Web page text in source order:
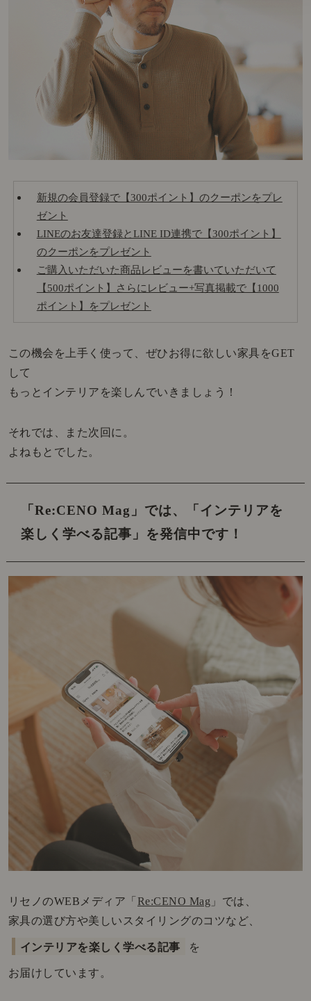
新規の会員登録で【300ポイント】のクーポンをプレ
ゼント
LINEのお友達登録とLINE ID連携で【300ポイント】
のクーポンをプレゼント
ご購入いただいた商品レビューを書いていただいて
【500ポイント】さらにレビュー+写真掲載で【1000
ポイント】をプレゼント
この機会を上手く使って、ぜひお得に欲しい家具をGET
して
もっとインテリアを楽しんでいきましょう！
それでは、また次回に。
よねもとでした。
「Re:CENO Mag」では、
「インテリアを
楽しく学べる記事」を発信中です！
リセノのWEBメディア「 Re:CENO Mag 」では、
家具の選び方や美しいスタイリングのコツなど、
インテリアを楽しく学べる記事 を
お届けしています。